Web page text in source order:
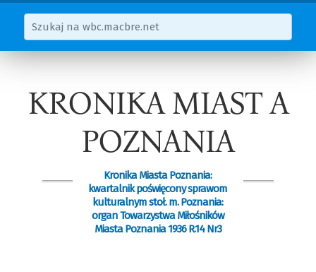
KRONIKA MIAST A
POZNANIA
Kronika Miasta Poznania:
kwartalnik poświęcony sprawom
kulturalnym stoł. m. Poznania:
organ Towarzystwa Miłośników
Miasta Poznania 1936 R.14 Nr3